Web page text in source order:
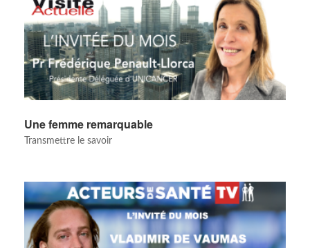
Une femme remarquable
Transmettre le savoir